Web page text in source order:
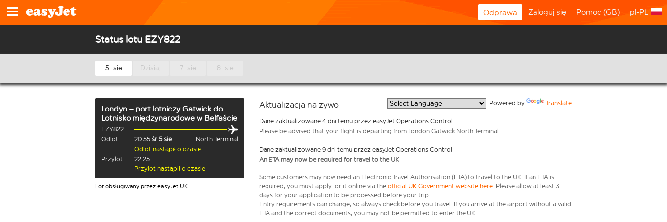
Odprawa Zaloguj się Pomoc (GB) pl-PL
Status lotu EZY822
5. sie Dzisiaj 7. sie 8. sie
Londyn – port lotniczy Gatwick do
Lotnisko międzynarodowe w Belfaście
EZY822
Odlot
20:55 śr 5 sie
North Terminal
Odlot nastąpił o czasie
Przylot
22:25
Przylot nastąpił o czasie
Lot obsługiwany przez easyJet UK
Aktualizacja na żywo Powered by Translate
Dane zaktualizowane 4 dni temu przez easyJet Operations Control
Please be advised that your flight is departing from London Gatwick North Terminal
Dane zaktualizowane 9 dni temu przez easyJet Operations Control
An ETA may now be required for travel to the UK
Some customers may now need an Electronic Travel Authorisation (ETA) to travel to the UK. If an ETA is
required, you must apply for it online via the official UK Government website here. Please allow at least 3
days for your application to be processed before your trip.
Entry requirements can change, so always check before you travel. If you arrive at the airport without a valid
ETA and the correct documents, you may not be permitted to enter the UK.